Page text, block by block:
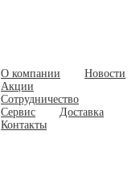
О компании
Новости
Акции
Сотрудничество
Сервис
Доставка
Контакты